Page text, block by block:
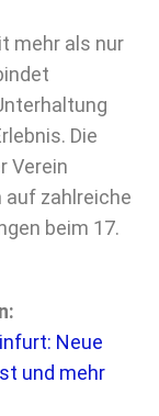
mehr als nur
Die
Verein
auf zahlreiche
beim 17.
Neue
und mehr